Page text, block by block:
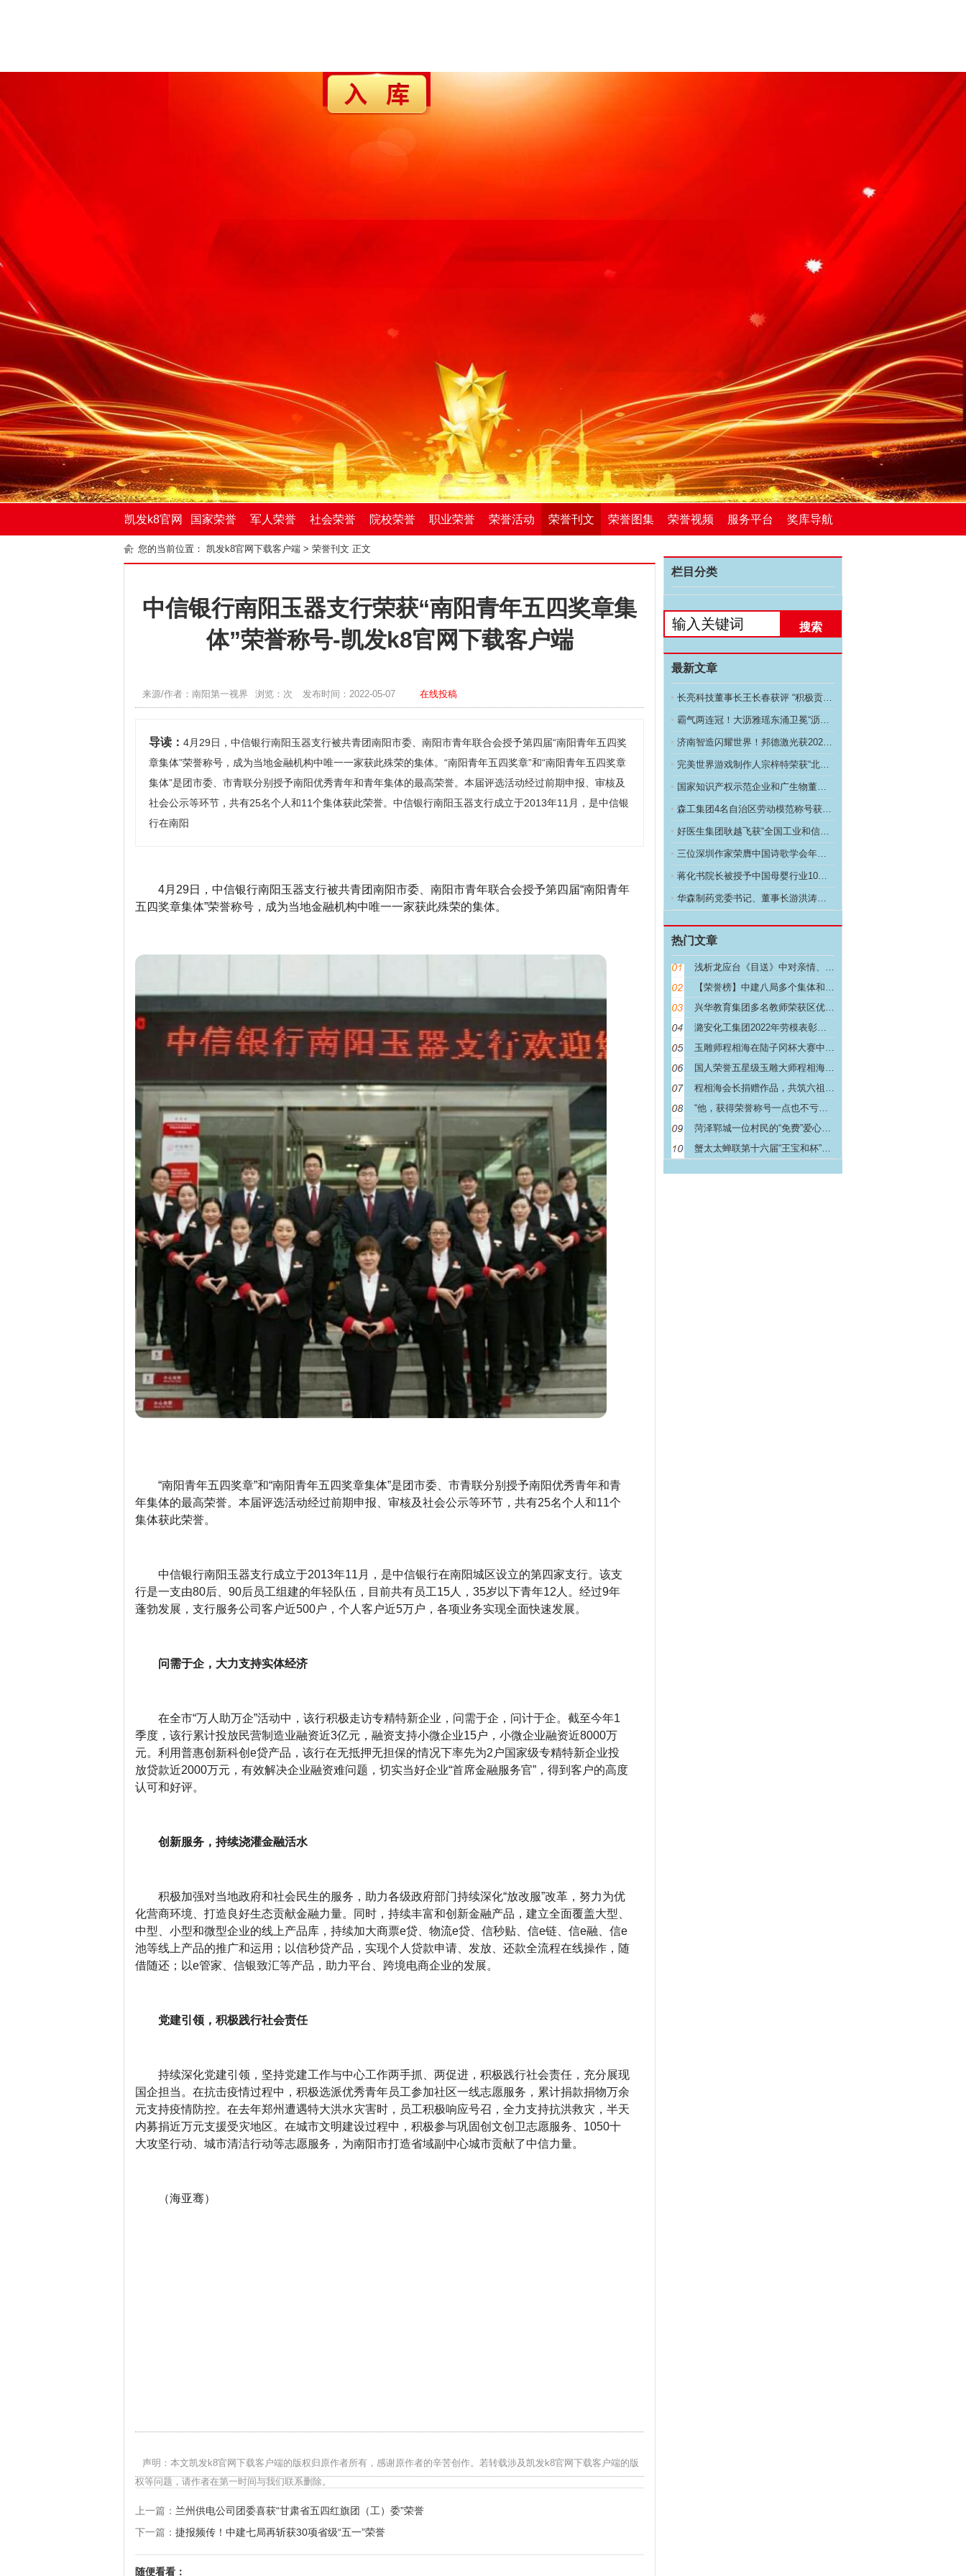
凯发k8官网
下载客户端
国家荣誉 军人荣誉 社会荣誉 院校荣誉 职业荣誉 荣誉活动 荣誉刊文 荣誉图集 荣誉视频 服务平台 奖库导航
您的当前位置： 凯发k8官网下载客户端 > 荣誉刊文 正文
中信银行南阳玉器支行荣获“南阳青年五四奖章集
体”荣誉称号-凯发k8官网下载客户端
来源/作者：南阳第一视界 浏览：次 发布时间：2022-05-07 在线投稿
导读： 4月29日，中信银行南阳玉器支行被共青团南阳市委、南阳市青年联合会授予第四届“南阳青年五四奖
章集体”荣誉称号，成为当地金融机构中唯一一家获此殊荣的集体。“南阳青年五四奖章”和“南阳青年五四奖章
集体”是团市委、市青联分别授予南阳优秀青年和青年集体的最高荣誉。本届评选活动经过前期申报、审核及
社会公示等环节，共有25名个人和11个集体获此荣誉。中信银行南阳玉器支行成立于2013年11月，是中信银
行在南阳
4月29日，中信银行南阳玉器支行被共青团南阳市委、南阳市青年联合会授予第四届“南阳青年
五四奖章集体”荣誉称号，成为当地金融机构中唯一一家获此殊荣的集体。
“南阳青年五四奖章”和“南阳青年五四奖章集体”是团市委、市青联分别授予南阳优秀青年和青
年集体的最高荣誉。本届评选活动经过前期申报、审核及社会公示等环节，共有25名个人和11个
集体获此荣誉。
中信银行南阳玉器支行成立于2013年11月，是中信银行在南阳城区设立的第四家支行。该支
行是一支由80后、90后员工组建的年轻队伍，目前共有员工15人，35岁以下青年12人。经过9年
蓬勃发展，支行服务公司客户近500户，个人客户近5万户，各项业务实现全面快速发展。
问需于企，大力支持实体经济
在全市“万人助万企”活动中，该行积极走访专精特新企业，问需于企，问计于企。截至今年1
季度，该行累计投放民营制造业融资近3亿元，融资支持小微企业15户，小微企业融资近8000万
元。利用普惠创新科创e贷产品，该行在无抵押无担保的情况下率先为2户国家级专精特新企业投
放贷款近2000万元，有效解决企业融资难问题，切实当好企业“首席金融服务官”，得到客户的高度
认可和好评。
创新服务，持续浇灌金融活水
积极加强对当地政府和社会民生的服务，助力各级政府部门持续深化“放改服”改革，努力为优
化营商环境、打造良好生态贡献金融力量。同时，持续丰富和创新金融产品，建立全面覆盖大型、
中型、小型和微型企业的线上产品库，持续加大商票e贷、物流e贷、信秒贴、信e链、信e融、信e
池等线上产品的推广和运用；以信秒贷产品，实现个人贷款申请、发放、还款全流程在线操作，随
借随还；以e管家、信银致汇等产品，助力平台、跨境电商企业的发展。
党建引领，积极践行社会责任
持续深化党建引领，坚持党建工作与中心工作两手抓、两促进，积极践行社会责任，充分展现
国企担当。在抗击疫情过程中，积极选派优秀青年员工参加社区一线志愿服务，累计捐款捐物万余
元支持疫情防控。在去年郑州遭遇特大洪水灾害时，员工积极响应号召，全力支持抗洪救灾，半天
内募捐近万元支援受灾地区。在城市文明建设过程中，积极参与巩固创文创卫志愿服务、1050十
大攻坚行动、城市清洁行动等志愿服务，为南阳市打造省域副中心城市贡献了中信力量。
（海亚骞）
声明：本文凯发k8官网下载客户端的版权归原作者所有，感谢原作者的辛苦创作。若转载涉及凯发k8官网下载客户端的版
权等问题，请作者在第一时间与我们联系删除。
上一篇： 兰州供电公司团委喜获“甘肃省五四红旗团（工）委”荣誉
下一篇： 捷报频传！中建七局再斩获30项省级“五一”荣誉
随便看看：
栏目分类
搜索
最新文章
长亮科技董事长王长春获评 “积极贡献企业家”荣誉称
霸气两连冠！大沥雅瑶东涌卫冕“沥桂龙王”
济南智造闪耀世界！邦德激光获2025红点至尊奖 行
完美世界游戏制作人宗梓特荣获“北京市劳动模范”称号
国家知识产权示范企业和广生物董事长曾健青荣获“湖南
森工集团4名自治区劳动模范称号获得者载誉归来
好医生集团耿越飞获“全国工业和信息化系统劳动模范”
三位深圳作家荣膺中国诗歌学会年度百佳称号
蒋化书院长被授予中国母婴行业10年贡献人物荣誉称号
华森制药党委书记、董事长游洪涛荣获十大重庆经济年度
热门文章
浅析龙应台《目送》中对亲情、生命的理解
【荣誉榜】中建八局多个集体和个人荣获省部级五一劳动
兴华教育集团多名教师荣获区优秀教育人才称号
潞安化工集团2022年劳模表彰大会召开 常村煤矿喜
玉雕师程相海在陆子冈杯大赛中获得多项大奖
国人荣誉五星级玉雕大师程相海：陆子冈杯上的璀璨星辰
程相海会长捐赠作品，共筑六祖寺善缘
“他，获得荣誉称号一点也不亏！”——记黑龙江坤健农
菏泽郓城一位村民的“免费”爱心义举！
蟹太太蝉联第十六届“王宝和杯”全国河蟹大赛金蟹奖！